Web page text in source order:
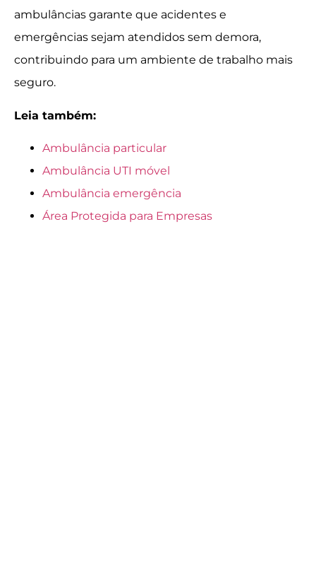
ambulâncias garante que acidentes e
emergências sejam atendidos sem demora,
contribuindo para um ambiente de trabalho mais
seguro.
Leia também:
Ambulância particular
Ambulância UTI móvel
Ambulância emergência
Área Protegida para Empresas